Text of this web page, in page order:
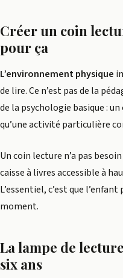
Créer un coin
pour ça
L’environnement physique
de lire. Ce n’est pas de la
de la psychologie basique :
qu’une activité particulière
Un coin lecture n’a pas
caisse à livres accessible à
L’essentiel, c’est que
moment.
La lampe de
six ans